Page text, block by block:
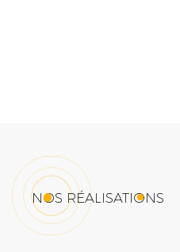
NOS RÉALISATIONS